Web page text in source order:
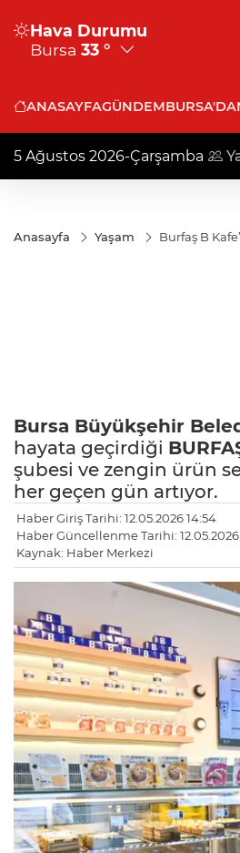
Hava Durumu
Bursa 33 °
ANASAYFAGÜNDEM
5 Ağustos 2026-Çarşamba
Anasayfa Yaşam Burfaş B
Bursa Büyükşehir
hayata geçirdiği
şubesi ve zengin ürün
her geçen gün artıyor.
Haber Giriş Tarihi: 12.05.2026 14:54
Haber Güncellenme Tarihi: 12.05.2026
Kaynak: Haber Merkezi